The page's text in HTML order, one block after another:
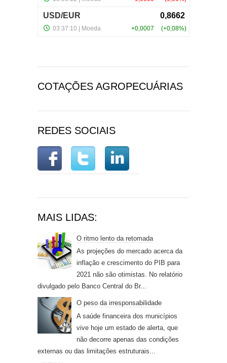
COTAÇÕES AGROPECUÁRIAS
REDES SOCIAIS
MAIS LIDAS:
O ritmo lento da retomada
As projeções do mercado acerca da
inflação e crescimento do PIB para
2021 não são otimistas. No relatório
divulgado pelo Banco Central do Br...
O peso da irresponsabilidade
A saúde financeira dos municípios
vive hoje um estado de alerta, que
não decorre apenas das condições
externas ou das limitações estruturais...